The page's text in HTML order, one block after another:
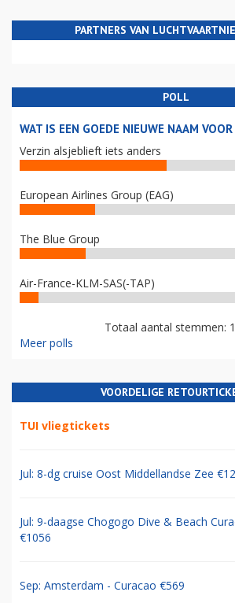
PARTNERS VAN
POLL
WAT IS EEN GOEDE NIEUWE NAAM
Verzin alsjeblieft iets anders
European Airlines Group (EAG)
The Blue Group
Air-France-KLM-SAS(-TAP)
Totaal aantal stemmen:
Meer polls
VOORDELIGE
TUI vliegtickets
Jul: 8-dg cruise Oost Middellandse Zee
Jul: 9-daagse Chogogo Dive & Beach
€1056
Sep: Amsterdam - Curacao €569